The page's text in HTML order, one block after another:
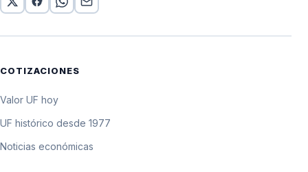
COTIZACIONES
Valor UF hoy
UF histórico desde 1977
Noticias económicas